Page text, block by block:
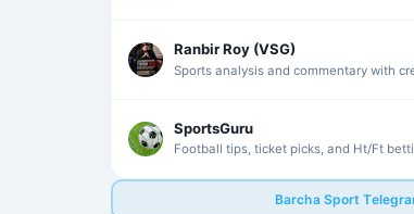
Ranbir Roy (VSG)
Sports analysis and commentary with
SportsGuru
Football tips, ticket picks, and Ht/Ft
Barcha Sport